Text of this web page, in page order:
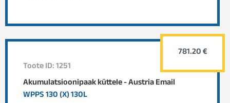
Toote ID: 1251
Akumulatsioonipaak küttele - Austria Email
WPPS 130 (X) 130L
781.20 €